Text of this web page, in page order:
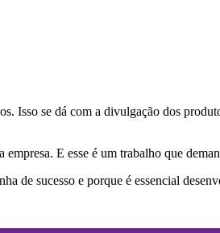
Isso se dá com a divulgação dos
E esse é um trabalho que
de sucesso e porque é essencial